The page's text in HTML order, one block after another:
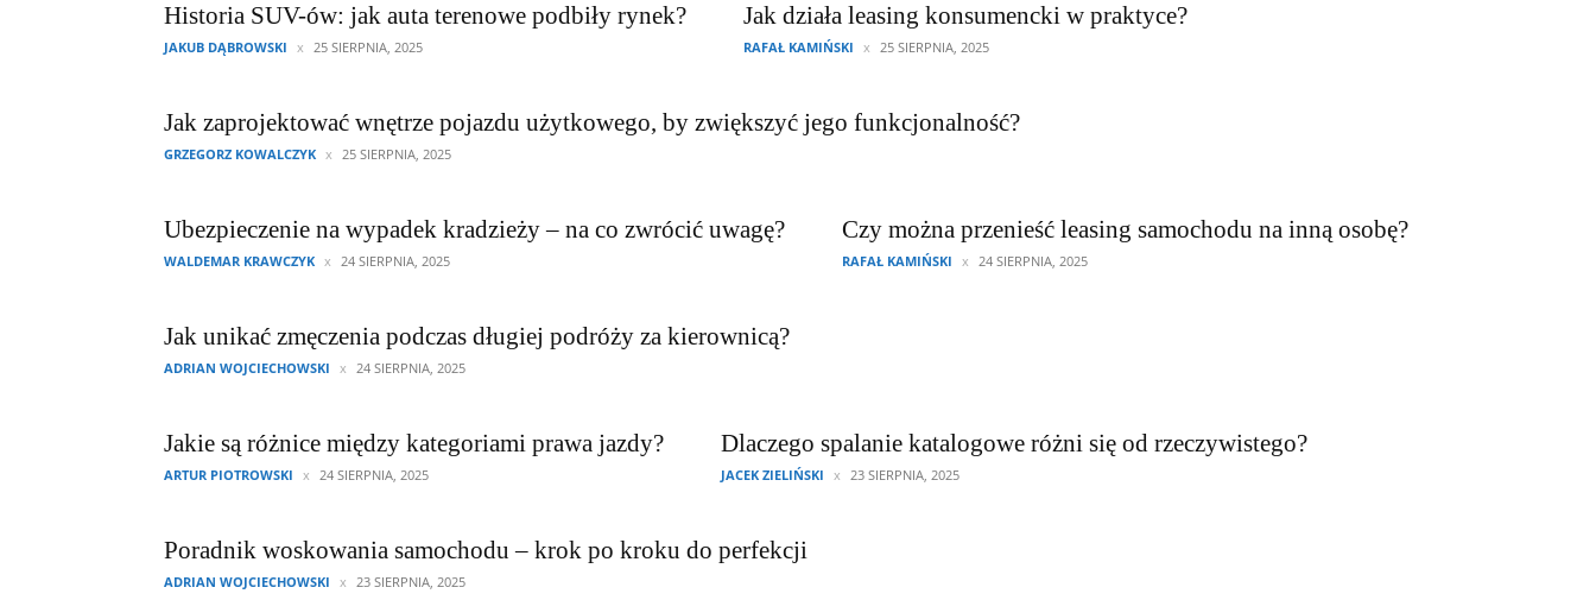
Historia SUV-ów: jak auta terenowe podbiły rynek?
JAKUB DĄBROWSKI 25 SIERPNIA, 2025
Jak działa leasing konsumencki w praktyce?
RAFAŁ KAMIŃSKI 25 SIERPNIA, 2025
Jak zaprojektować wnętrze pojazdu użytkowego, by zwiększyć jego funkcjonalność?
GRZEGORZ KOWALCZYK 25 SIERPNIA, 2025
Ubezpieczenie na wypadek kradzieży – na co zwrócić uwagę?
WALDEMAR KRAWCZYK 24 SIERPNIA, 2025
Czy można przenieść leasing samochodu na inną osobę?
RAFAŁ KAMIŃSKI 24 SIERPNIA, 2025
Jak unikać zmęczenia podczas długiej podróży za kierownicą?
ADRIAN WOJCIECHOWSKI 24 SIERPNIA, 2025
Jakie są różnice między kategoriami prawa jazdy?
ARTUR PIOTROWSKI 24 SIERPNIA, 2025
Dlaczego spalanie katalogowe różni się od rzeczywistego?
JACEK ZIELIŃSKI 23 SIERPNIA, 2025
Poradnik woskowania samochodu – krok po kroku do perfekcji
ADRIAN WOJCIECHOWSKI 23 SIERPNIA, 2025